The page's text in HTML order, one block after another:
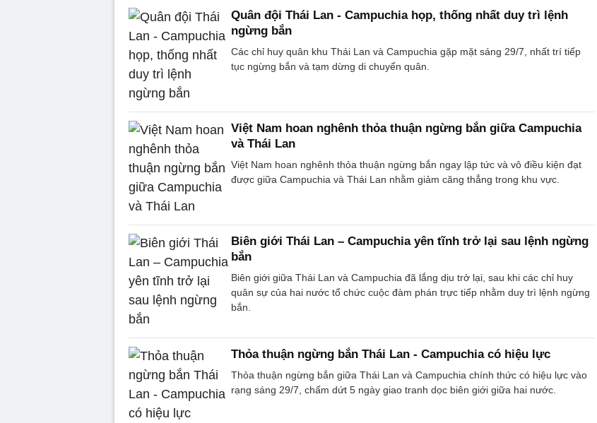
Quân đội Thái Lan - Campuchia họp, thống nhất duy trì lệnh
ngừng bắn
Các chỉ huy quân khu Thái Lan và Campuchia gặp mặt sáng 29/7, nhất trí tiếp
tục ngừng bắn và tạm dừng di chuyển quân.
Việt Nam hoan nghênh thỏa thuận ngừng bắn giữa Campuchia
và Thái Lan
Việt Nam hoan nghênh thỏa thuận ngừng bắn ngay lập tức và vô điều kiện đạt
được giữa Campuchia và Thái Lan nhằm giảm căng thẳng trong khu vực.
Biên giới Thái Lan – Campuchia yên tĩnh trở lại sau lệnh ngừng
bắn
Biên giới giữa Thái Lan và Campuchia đã lắng dịu trở lại, sau khi các chỉ huy
quân sự của hai nước tổ chức cuộc đàm phán trực tiếp nhằm duy trì lệnh ngừng
bắn.
Thỏa thuận ngừng bắn Thái Lan - Campuchia có hiệu lực
Thỏa thuận ngừng bắn giữa Thái Lan và Campuchia chính thức có hiệu lực vào
rạng sáng 29/7, chấm dứt 5 ngày giao tranh dọc biên giới giữa hai nước.